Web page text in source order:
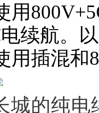
用
续航。
用插混
城的纯